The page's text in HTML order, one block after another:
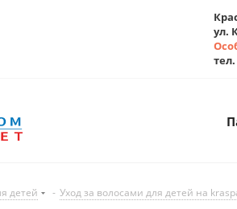
ул.
тел.
детей - Уход за волосами для детей на